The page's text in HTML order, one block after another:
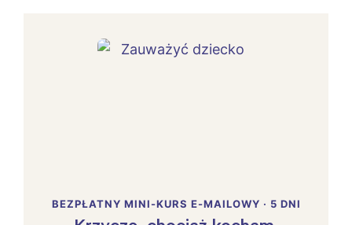
BEZPŁATNY MINI-KURS E-MAILOWY · 5 DNI